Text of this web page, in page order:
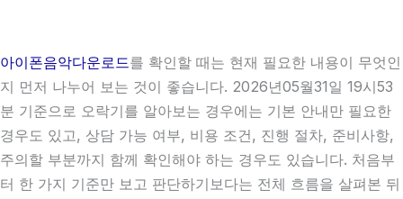
아이폰음악다운로드를 확인할 때는 현재 필요한 내용이 무엇인
지 먼저 나누어 보는 것이 좋습니다. 2026년05월31일 19시53
분 기준으로 오락기를 알아보는 경우에는 기본 안내만 필요한
경우도 있고, 상담 가능 여부, 비용 조건, 진행 절차, 준비사항,
주의할 부분까지 함께 확인해야 하는 경우도 있습니다. 처음부
터 한 가지 기준만 보고 판단하기보다는 전체 흐름을 살펴본 뒤